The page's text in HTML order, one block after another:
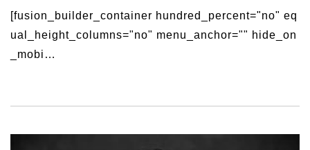
[fusion_builder_container hundred_percent="no" eq
ual_height_columns="no" menu_anchor="" hide_on
_mobi…